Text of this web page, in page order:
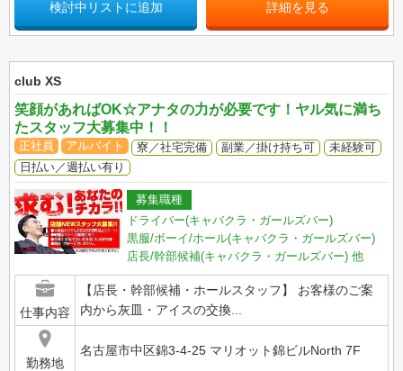
検討中リストに追加 詳細を見る
club XS
笑顔があればOK☆アナタの力が必要です！ヤル気に満ち
たスタッフ大募集中！！
正社員 アルバイト 寮／社宅完備 副業／掛け持ち可
未経験可
日払い／週払い有り
募集職種
ドライバー(キャバクラ・ガールズバー)
黒服/ボーイ/ホール(キャバクラ・ガールズバー)
店長/幹部候補(キャバクラ・ガールズバー) 他
仕事内容
【店長・幹部候補・ホールスタッフ】 お客様のご案
内から灰皿・アイスの交換...
勤務地
名古屋市中区錦3-4-25 マリオット錦ビルNorth 7F